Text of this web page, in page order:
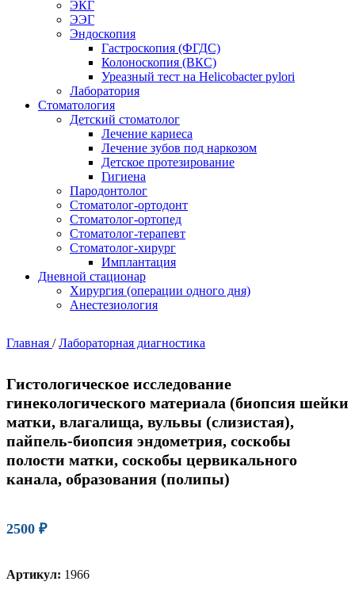
ЭКГ
ЭЭГ
Эндоскопия
Гастроскопия (ФГДС)
Колоноскопия (ВКС)
Уреазный тест на Helicobacter pylori
Лаборатория
Стоматология
Детский стоматолог
Лечение кариеса
Лечение зубов под наркозом
Детское протезирование
Гигиена
Пародонтолог
Стоматолог-ортодонт
Стоматолог-ортопед
Стоматолог-терапевт
Стоматолог-хирург
Имплантация
Дневной стационар
Хирургия (операции одного дня)
Анестезиология
Главная / Лабораторная диагностика
Гистологическое исследование
гинекологического материала (биопсия шейки
матки, влагалища, вульвы (слизистая),
пайпель-биопсия эндометрия, соскобы
полости матки, соскобы цервикального
канала, образования (полипы)
2500 ₽
Артикул: 1966